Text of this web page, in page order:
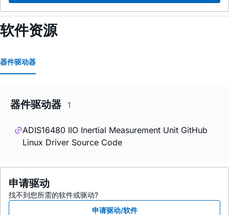
软件资源
器件驱动器
器件驱动器 1
ADIS16480 IIO Inertial Measurement Unit GitHub
Linux Driver Source Code
申请驱动
找不到您所需的软件或驱动?
申请驱动/软件